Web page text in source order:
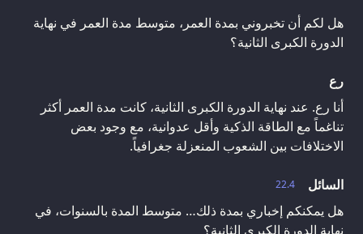
هل لكم أن تخبروني بمدة العمر، متوسط مدة العمر في نهاية
الدورة الكبرى الثانية؟
رع
أنا رع. عند نهاية الدورة الكبرى الثانية، كانت مدة العمر أكثر
تناغماً مع الطاقة الذكية وأقل عدوانية، مع وجود بعض
الاختلافات بين الشعوب المنعزلة جغرافياً.
22.4
السائل
هل يمكنكم إخباري بمدة ذلك… متوسط المدة بالسنوات، في
نهاية الدورة الكبرى الثانية؟